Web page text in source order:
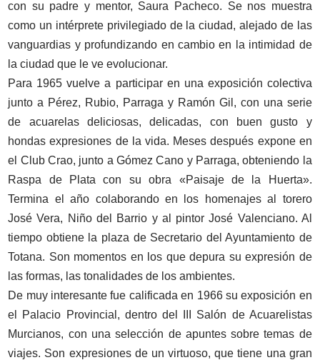
con su padre y mentor, Saura Pacheco. Se nos muestra
como un intérprete privilegiado de la ciudad, alejado de las
vanguardias y profundizando en cambio en la intimidad de
la ciudad que le ve evolucionar.
Para 1965 vuelve a participar en una exposición colectiva
junto a Pérez, Rubio, Parraga y Ramón Gil, con una serie
de acuarelas deliciosas, delicadas, con buen gusto y
hondas expresiones de la vida. Meses después expone en
el Club Crao, junto a Gómez Cano y Parraga, obteniendo la
Raspa de Plata con su obra «Paisaje de la Huerta».
Termina el año colaborando en los homenajes al torero
José Vera, Niño del Barrio y al pintor José Valenciano. Al
tiempo obtiene la plaza de Secretario del Ayuntamiento de
Totana. Son momentos en los que depura su expresión de
las formas, las tonalidades de los ambientes.
De muy interesante fue calificada en 1966 su exposición en
el Palacio Provincial, dentro del III Salón de Acuarelistas
Murcianos, con una selección de apuntes sobre temas de
viajes. Son expresiones de un virtuoso, que tiene una gran